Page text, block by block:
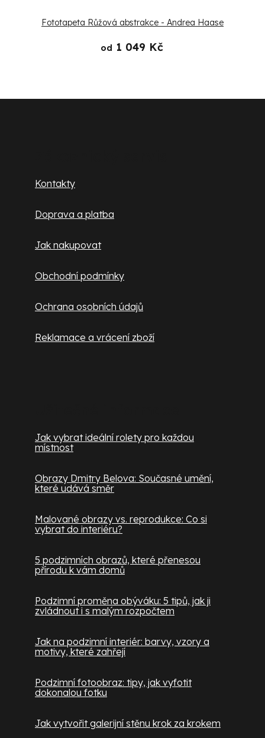
Fototapeta Růžová abstrakce - Andrea Haase
od 1 049 Kč
Kontakty
Doprava a platba
Jak nakupovat
Obchodní podmínky
Ochrana osobních údajů
Reklamace a vrácení zboží
Jak vybrat ideální rolety pro každou
místnost
Obrazy Dmitry Belova: Současné umění,
které udává směr
Malované obrazy vs. reprodukce: Co si
vybrat do interiéru?
5 podzimních obrazů, které přenesou
přírodu k vám domů
Podzimní proměna obýváku: 5 tipů, jak ji
zvládnout i s malým rozpočtem
Jak na podzimní interiér: barvy, vzory a
motivy, které zahřejí
Podzimní fotoobraz: tipy, jak vyfotit
dokonalou fotku
Jak vytvořit galerijní stěnu krok za krokem